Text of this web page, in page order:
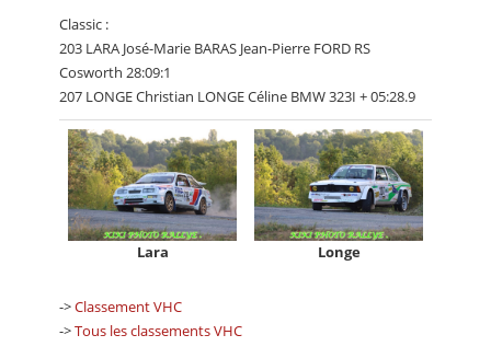
Classic :
203 LARA José-Marie BARAS Jean-Pierre FORD RS
Cosworth 28:09:1
207 LONGE Christian LONGE Céline BMW 323I + 05:28.9
Lara Longe
->Classement VHC
->Tous les classements VHC